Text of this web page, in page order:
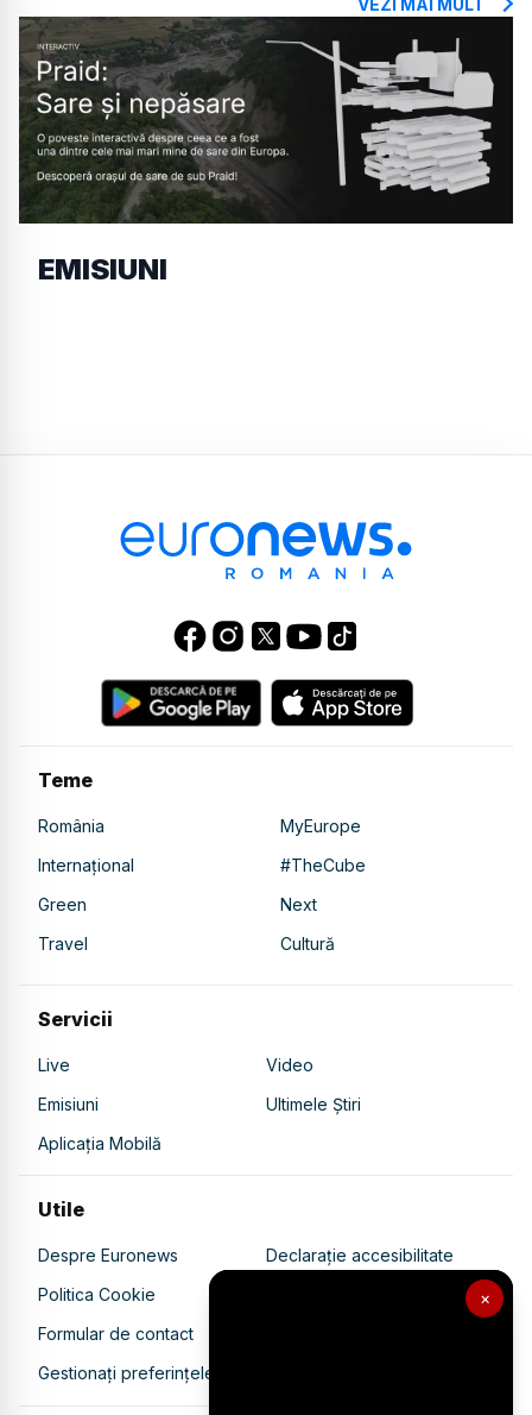
×
VEZI MAI MULT
EMISIUNI
Teme
România
MyEurope
Internațional
#TheCube
Green
Next
Travel
Cultură
Servicii
Live
Video
Emisiuni
Ultimele Știri
Aplicația Mobilă
Utile
Despre Euronews
Declarație accesibilitate
Politica Cookie
Politica de confidențialitate
Formular de contact
Gestionați preferințele